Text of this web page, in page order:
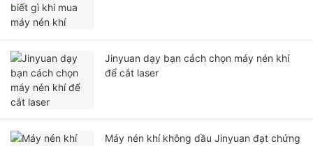
Jinyuan dạy bạn cách chọn máy nén khí
để cắt laser
Máy nén khí không dầu Jinyuan đạt chứng